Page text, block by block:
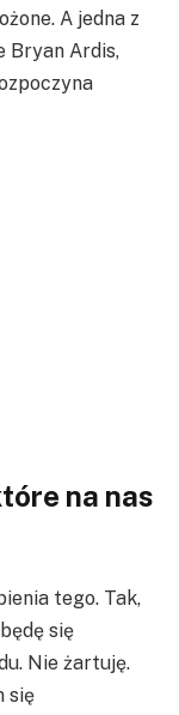
A jedna z
Bryan Ardis,
na nas
tego. Tak,
się
Nie żartuję.
się